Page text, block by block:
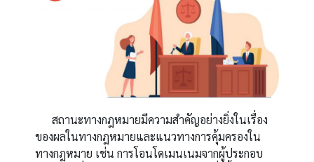
สถานะทางกฎหมายมีความสำคัญอย่างยิ่งในเรื่อง
ของผลในทางกฎหมายและแนวทางการคุ้มครองใน
ทางกฎหมาย เช่น การโอนโดเมนเนมจากผู้ประกอบ